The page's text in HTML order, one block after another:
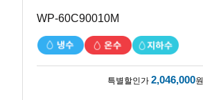
WP-60C90010M
특별할인가 2,046,000원